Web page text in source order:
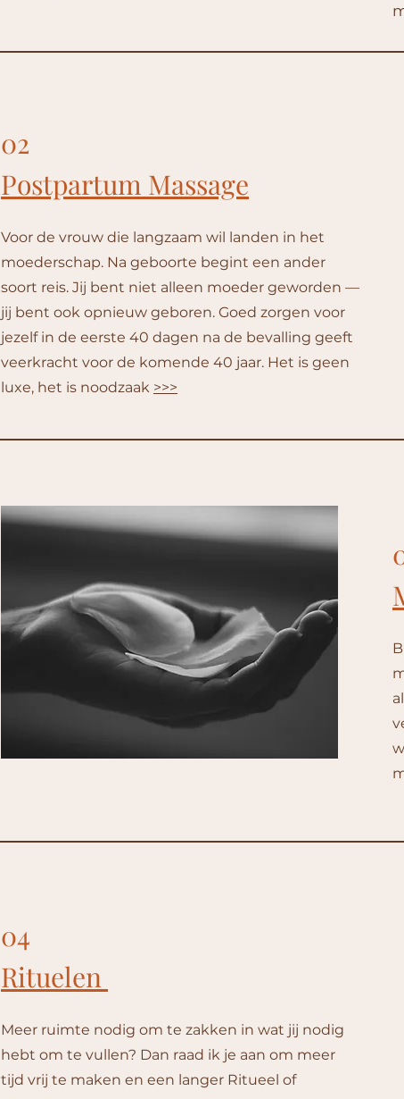
02
Postpartum Massage
Voor de vrouw die langzaam wil landen in het
moederschap. Na geboorte begint een ander
soort reis. Jij bent niet alleen moeder geworden —
jij bent ook opnieuw geboren. Goed zorgen voor
jezelf in de eerste 40 dagen na de bevalling geeft
veerkracht voor de komende 40 jaar. Het is geen
luxe, het is noodzaak >>>
04
Rituelen
Meer ruimte nodig om te zakken in wat jij nodig
hebt om te vullen? Dan raad ik je aan om meer
tijd vrij te maken en een langer Ritueel of